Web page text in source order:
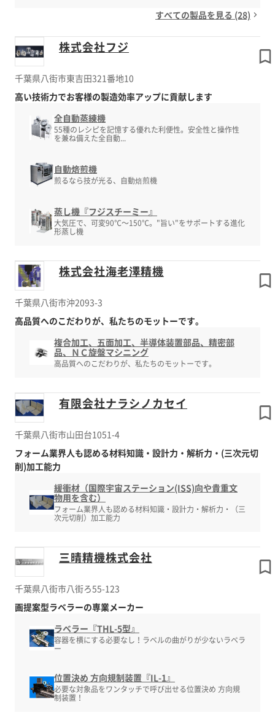
すべての製品を見る (28)
株式会社フジ
千葉県八街市東吉田321番地10
高い技術力でお客様の製造効率アップに貢献します
全自動蒸練機
55種のレシピを記憶する優れた利便性。安全性と操作性
を兼ね備えた全自動...
自動焙煎機
煎るなら技が光る、自動焙煎機
蒸し機『フジスチーミー』
大気圧で、可変90℃～150℃。"旨い"をサポートする進化
形蒸し機
株式会社海老澤精機
千葉県八街市沖2093-3
高品質へのこだわりが、私たちのモットーです。
複合加工、五面加工、半導体装置部品、精密部
品、ＮＣ旋盤マシニング
高品質へのこだわりが、私たちのモットーです。
有限会社ナラシノカセイ
千葉県八街市山田台1051-4
フォーム業界人も認める材料知識・設計力・解析力・(三次元切
削)加工能力
緩衝材（国際宇宙ステーション(ISS)向や貴重文
物用を含む）
フォーム業界人も認める材料知識・設計力・解析力・（三
次元切削）加工能力
三晴精機株式会社
千葉県八街市八街ろ55-123
画提案型ラベラーの専業メーカー
ラベラー『THL-5型』
容器を横にする必要なし！ラベルの曲がりが少ないラベラ
ー
位置決め 方向規制装置『IL-1』
必要な対象品をワンタッチで呼び出せる位置決め 方向規
制装置！